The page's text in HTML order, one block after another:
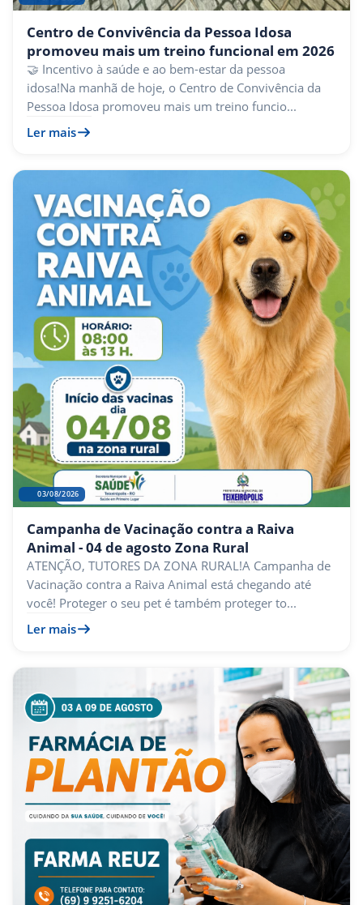
Centro de Convivência da Pessoa Idosa
promoveu mais um treino funcional em 2026
🤝 Incentivo à saúde e ao bem-estar da pessoa
idosa!Na manhã de hoje, o Centro de Convivência da
Pessoa Idosa promoveu mais um treino funcio...
Ler mais
03/08/2026
Campanha de Vacinação contra a Raiva
Animal - 04 de agosto Zona Rural
ATENÇÃO, TUTORES DA ZONA RURAL!A Campanha de
Vacinação contra a Raiva Animal está chegando até
você! Proteger o seu pet é também proteger to...
Ler mais